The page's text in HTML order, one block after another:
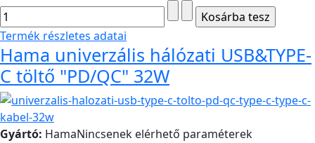
Termék részletes adatai
Hama univerzális hálózati USB&TYPE-
C töltő "PD/QC" 32W
Gyártó: HamaNincsenek elérhető paraméterek